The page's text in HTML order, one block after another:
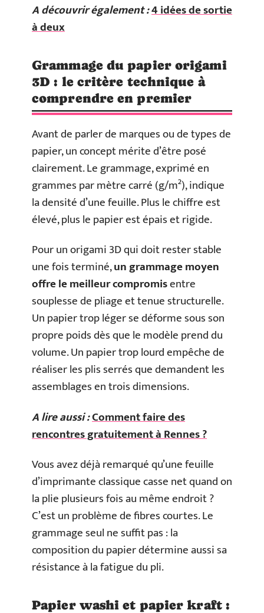
A découvrir également :4 idées de sortie
à deux
Grammage du papier origami
3D : le critère technique à
comprendre en premier
Avant de parler de marques ou de types de
papier, un concept mérite d’être posé
clairement. Le grammage, exprimé en
grammes par mètre carré (g/m²), indique
la densité d’une feuille. Plus le chiffre est
élevé, plus le papier est épais et rigide.
Pour un origami 3D qui doit rester stable
une fois terminé,un grammage moyen
offre le meilleur compromisentre
souplesse de pliage et tenue structurelle.
Un papier trop léger se déforme sous son
propre poids dès que le modèle prend du
volume. Un papier trop lourd empêche de
réaliser les plis serrés que demandent les
assemblages en trois dimensions.
A lire aussi :Comment faire des
rencontres gratuitement à Rennes ?
Vous avez déjà remarqué qu’une feuille
d’imprimante classique casse net quand on
la plie plusieurs fois au même endroit ?
C’est un problème de fibres courtes. Le
grammage seul ne suffit pas : la
composition du papier détermine aussi sa
résistance à la fatigue du pli.
Papier washi et papier kraft :